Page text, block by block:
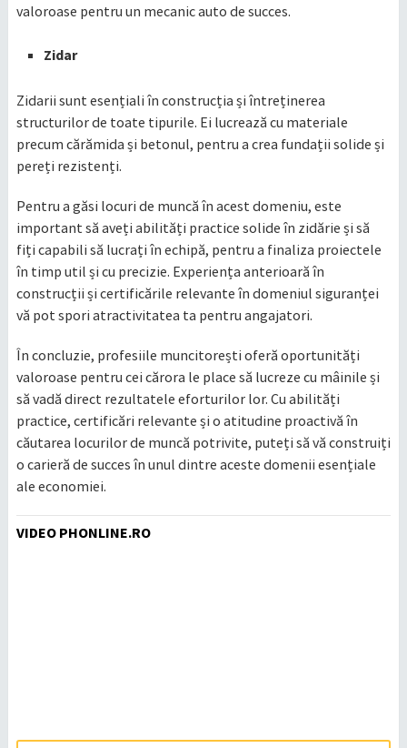
valoroase pentru un mecanic auto de succes.
Zidar
Zidarii sunt esențiali în construcția și întreținerea
structurilor de toate tipurile. Ei lucrează cu materiale
precum cărămida și betonul, pentru a crea fundații solide și
pereți rezistenți.
Pentru a găsi locuri de muncă în acest domeniu, este
important să aveți abilități practice solide în zidărie și să
fiți capabili să lucrați în echipă, pentru a finaliza proiectele
în timp util și cu precizie. Experiența anterioară în
construcții și certificările relevante în domeniul siguranței
vă pot spori atractivitatea ta pentru angajatori.
În concluzie, profesiile muncitorești oferă oportunități
valoroase pentru cei cărora le place să lucreze cu mâinile și
să vadă direct rezultatele eforturilor lor. Cu abilități
practice, certificări relevante și o atitudine proactivă în
căutarea locurilor de muncă potrivite, puteți să vă construiți
o carieră de succes în unul dintre aceste domenii esențiale
ale economiei.
VIDEO PHONLINE.RO